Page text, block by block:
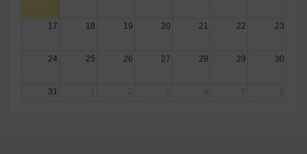
17 18 19 20 21 22 23
24 25 26 27 28 29 30
31